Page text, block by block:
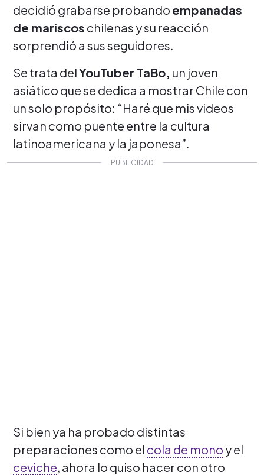
decidió grabarse probando empanadas
de mariscos chilenas y su reacción
sorprendió a sus seguidores.
Se trata delYouTuber TaBo, un joven
asiático que se dedica a mostrar Chile con
un solo propósito: “Haré que mis videos
sirvan como puente entre la cultura
latinoamericana y la japonesa”.
Si bien ya ha probado distintas
preparaciones como el cola de mono y el
ceviche, ahora lo quiso hacer con otro